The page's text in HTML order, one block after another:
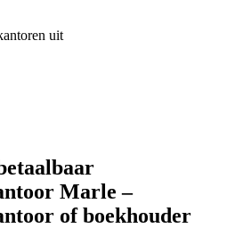
uit
Marle –
of boekhouder